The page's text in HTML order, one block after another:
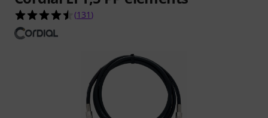
4.5 von 5 Sternen aus 131 Kundenbewertungen
(131 )